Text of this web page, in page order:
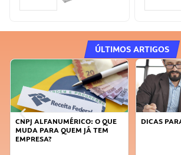
ÚLTIMOS ARTIGOS
O QUE
TEM
DICAS PARA OBTER CRÉDITO